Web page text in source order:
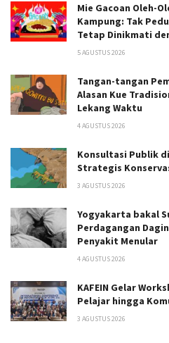
Mie Gacoan Oleh-
Kampung: Tak
Tetap Dinikmati
5 AGUSTUS 2026
Tangan-tangan
Alasan Kue
Lekang Waktu
4 AGUSTUS 2026
Konsultasi Publik
Strategis
3 AGUSTUS 2026
Yogyakarta bakal
Perdagangan
Penyakit Menular
4 AGUSTUS 2026
KAFEIN Gelar
Pelajar hingga
3 AGUSTUS 2026